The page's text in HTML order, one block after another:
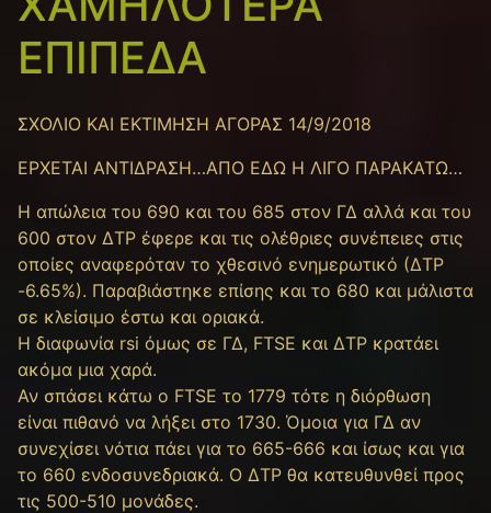
ΕΠΙΠΕΔΑ
ΣΧΟΛΙΟ ΚΑΙ ΕΚΤΙΜΗΣΗ ΑΓΟΡΑΣ 14/9/2018
ΕΡΧΕΤΑΙ ΑΝΤΙΔΡΑΣΗ…ΑΠΟ ΕΔΩ Η ΛΙΓΟ ΠΑΡΑΚΑΤΩ…
H απώλεια του 690 και του 685 στον ΓΔ αλλά και του
600 στον ΔΤΡ έφερε και τις ολέθριες συνέπειες στις
οποίες αναφερόταν το χθεσινό ενημερωτικό (ΔΤΡ
-6.65%). Παραβιάστηκε επίσης και το 680 και μάλιστα
σε κλείσιμο έστω και οριακά.
Η διαφωνία rsi όμως σε ΓΔ, FTSE και ΔΤΡ κρατάει
ακόμα μια χαρά.
Αν σπάσει κάτω ο FTSE το 1779 τότε η διόρθωση
είναι πιθανό να λήξει στο 1730. Όμοια για ΓΔ αν
συνεχίσει νότια πάει για το 665-666 και ίσως και για
το 660 ενδοσυνεδριακά. Ο ΔΤΡ θα κατευθυνθεί προς
τις 500-510 μονάδες.